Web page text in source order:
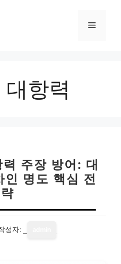
메
항력
주장 방어: 대
인 명도 핵심 전
략
성자: